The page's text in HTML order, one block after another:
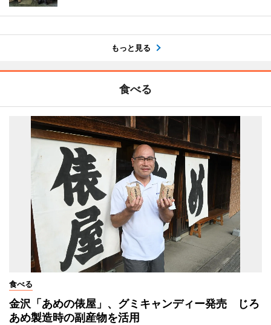
もっと見る
食べる
食べる
金沢「あめの俵屋」、グミキャンディー発売 じろ
あめ製造時の副産物を活用